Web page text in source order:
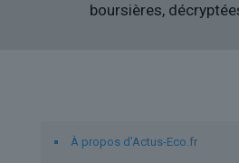
boursières,
À propos d’Actus-Eco.fr